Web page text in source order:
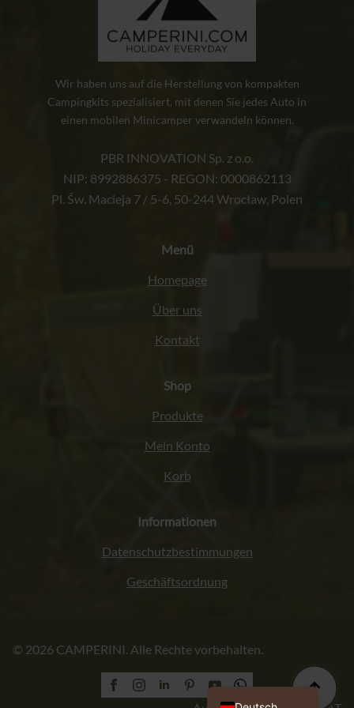
Wir haben uns auf die Herstellung von kompakten
Campingkits spezialisiert, mit denen Sie jedes Auto in
einen mobilen Minicamper verwandeln können.
PBR INNOVATION Sp. z o.o.
NIP: 8992886375 - REGON: 0000862113
Pl. Św. Macieja 7 / 5-6, 50-244 Wrocław, Polen
Menü
Homepage
Über uns
Kontakt
Shop
Produkte
Mein Konto
Korb
Informationen
Datenschutzbestimmungen
Geschäftsordnung
© 2026 CAMPERINI. Alle Rechte vorbehalten.
Polski
English (UK)
Français
Italiano